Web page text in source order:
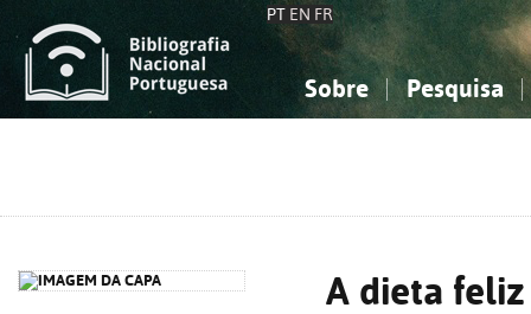
PT EN FR
Sobre Pesquisa
A dieta